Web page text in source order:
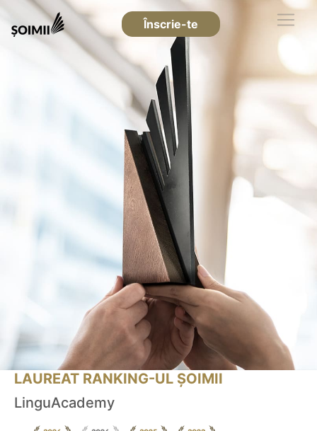
Înscrie-te
LAUREAT RANKING-UL ȘOIMII
LinguAcademy